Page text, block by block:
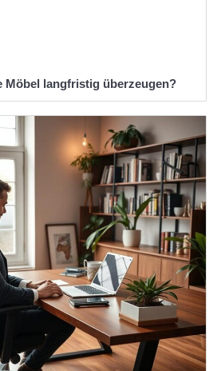
Möbel langfristig überzeugen?